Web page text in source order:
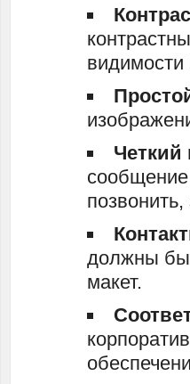
позвонить,
должны
макет.